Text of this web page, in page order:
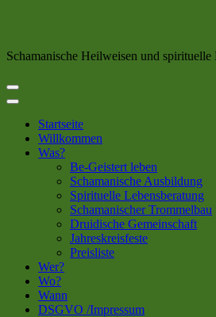
Schamanische Heilweisen und spirituelle
Startseite
Willkommen
Was?
Be-Geistert leben
Schamanische Ausbildung
Spirituelle Lebensberatung
Schamanischer Trommelbau
Druidische Gemeinschaft
Jahreskreisfeste
Preisliste
Wer?
Wo?
Wann
DSGVO /Impressum